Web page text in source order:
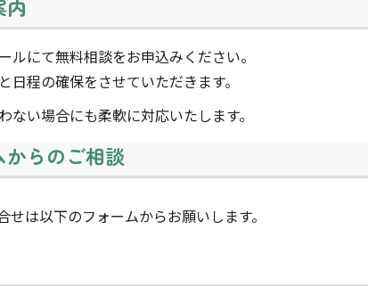
内
ルにて無料相談をお申込みください。
日程の確保をさせていただきます。
い場合にも柔軟に対応いたします。
らのご相談
せは以下のフォームからお願いします。